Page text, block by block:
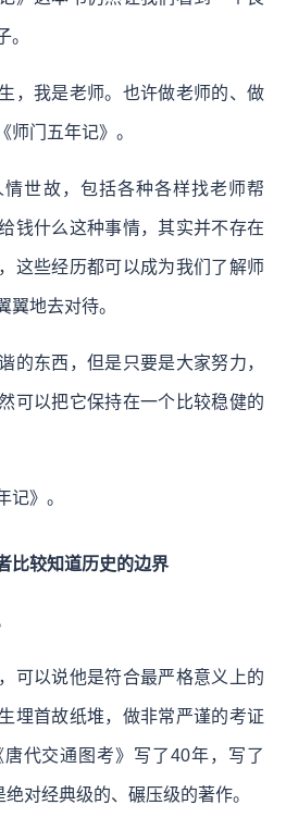
。
，我是老师。也许做老师的、做
师门五年记》。
世故，包括各种各样找老师帮
钱什么这种事情，其实并不存在
这些经历都可以成为我们了解师
翼地去对待。
的东西，但是只要是大家努力，
可以把它保持在一个比较稳健的
记》。
比较知道历史的边界
可以说他是符合最严格意义上的
埋首故纸堆，做非常严谨的考证
代交通图考》写了40年，写了
对经典级的、碾压级的著作。